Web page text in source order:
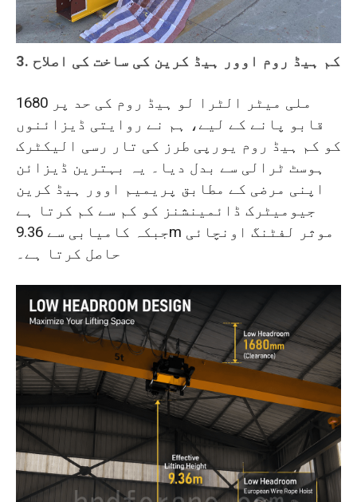
3. کم ہیڈ روم اوور ہیڈ کرین کی ساخت کی اصلاح
1680 ملی میٹر الٹرا لو ہیڈ روم کی حد پر
قابو پانے کے لیے، ہم نے روایتی ڈیزائنوں
کو کم ہیڈ روم یورپی طرز کی تار رسی الیکٹرک
ہوسٹ ٹرالی سے بدل دیا۔ یہ بہترین ڈیزائن
اپنی مرضی کے مطابق پریمیم اوور ہیڈ کرین
جیومیٹرک ڈائمینشنز کو کم سے کم کرتا ہے
جبکہ کامیابی سے 9.36m موثر لفٹنگ اونچائی
حاصل کرتا ہے۔